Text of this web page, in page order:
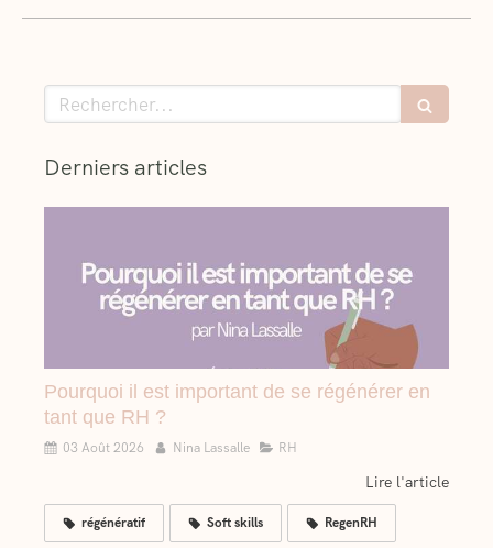
Rechercher
Derniers articles
Pourquoi il est important de se régénérer en
tant que RH ?
03 Août 2026 Nina Lassalle RH
Lire l'article
régénératif Soft skills RegenRH